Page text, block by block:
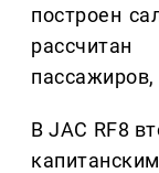
построен
В JAC RF8